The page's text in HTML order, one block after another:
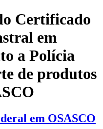
Certificado
em
a Polícia
de produtos
em OSASCO